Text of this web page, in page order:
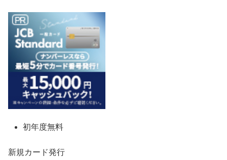
初年度無料
新規カード発行